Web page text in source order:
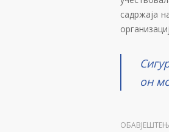
садржаја
он